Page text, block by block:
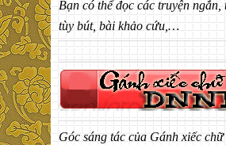
Bạn có thể đọc các truyện ngắn,
tùy bút, bài khảo cứu,…
Góc sáng tác của Gánh xiếc